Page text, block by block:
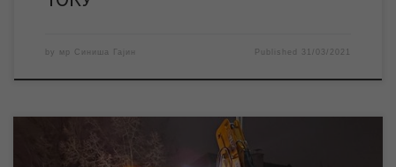
by мр Синиша Гајин Published 31/03/2021